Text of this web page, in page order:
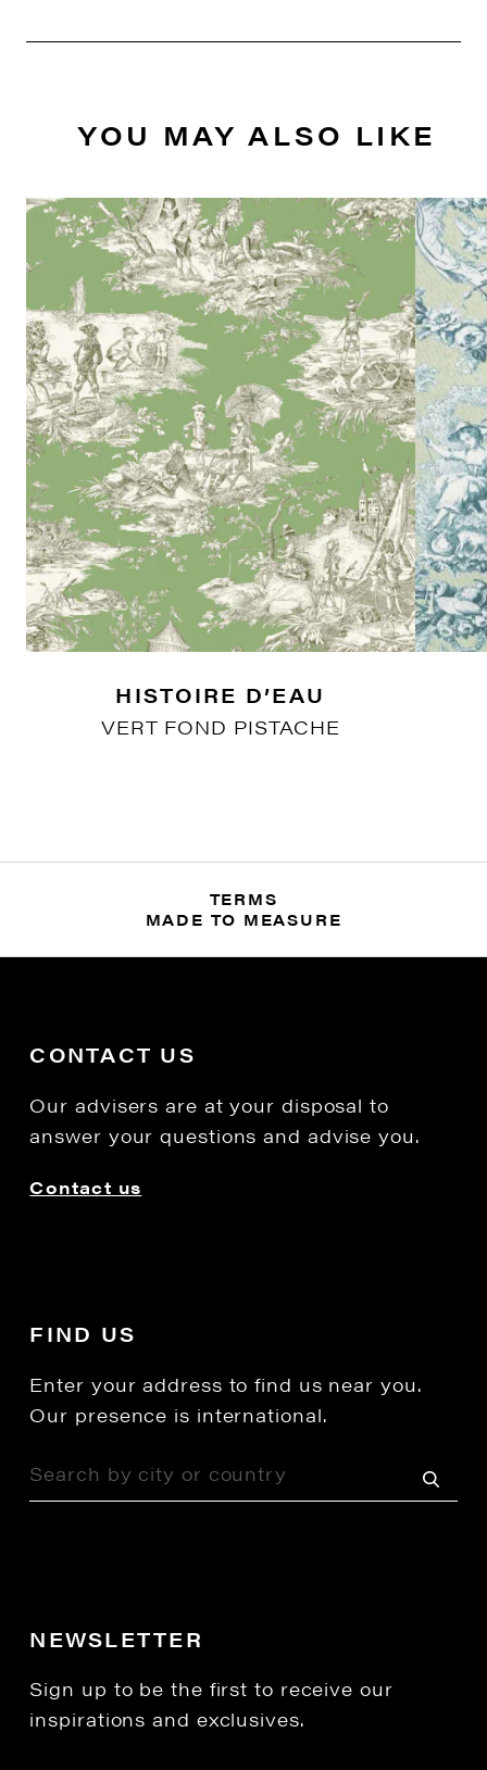
YOU MAY ALSO LIKE
HISTOIRE D’EAU
VERT FOND PISTACHE
TERMS
MADE TO MEASURE
CONTACT US
Our advisers are at your disposal to
answer your questions and advise you.
Contact us
FIND US
Enter your address to find us near you.
Our presence is international.
NEWSLETTER
Sign up to be the first to receive our
inspirations and exclusives.